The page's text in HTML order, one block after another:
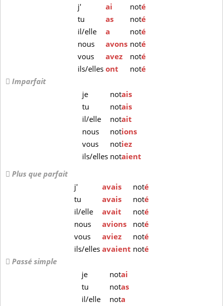
j'
ai noté
tu
as noté
il/elle
a noté
nous
avons noté
vous
avez noté
ils/elles ont noté
Imparfait
je
notais
tu
notais
il/elle
notait
nous
notions
vous
notiez
ils/elles notaient
Plus que parfait
j'
avais noté
tu
avais noté
il/elle
avait noté
nous
avions noté
vous
aviez noté
ils/ellesavaient noté
Passé simple
je
notai
tu
notas
il/elle
nota